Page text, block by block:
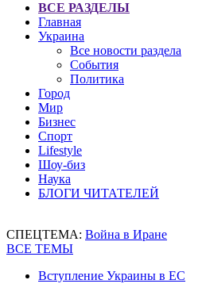
ВСЕ РАЗДЕЛЫ
Главная
Украина
Все новости раздела
События
Политика
Город
Мир
Бизнес
Спорт
Lifestyle
Шоу-биз
Наука
БЛОГИ ЧИТАТЕЛЕЙ
СПЕЦТЕМА: Война в Иране
ВСЕ ТЕМЫ
Вступление Украины в ЕС